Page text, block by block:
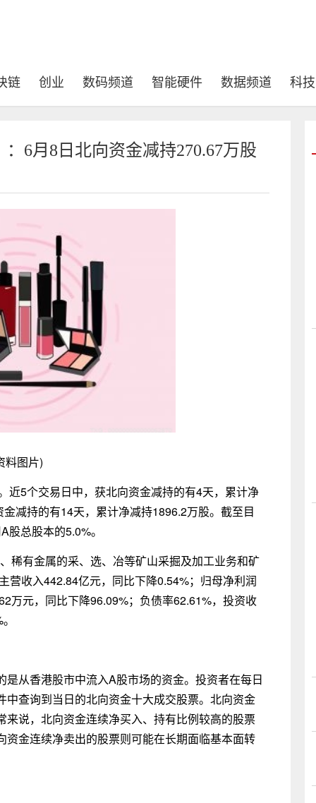
链 创业 数码频道 智能硬件 数据频道 科
6月8日北向资金减持270.67万股
料图片)
近5个交易日中，获北向资金减持的有4天，累计净
减持的有14天，累计净减持1896.2万股。截至目
总股本的5.0%。
稀有金属的采、选、冶等矿山采掘及加工业务和矿
营收入442.84亿元，同比下降0.54%；归母净利润
万元，同比下降96.09%；负债率62.61%，投资收
从香港股市中流入A股市场的资金。投资者在每日
查询到当日的北向资金十大成交股票。北向资金
说，北向资金连续净买入、持有比例较高的股票
金连续净卖出的股票则可能在长期面临基本面转